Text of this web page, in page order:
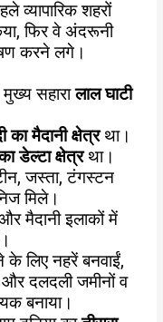
व्यापारिक शहरों
फिर वे अंदरूनी
करने लगे।
सहारालाल घाटी
का मैदानी क्षेत्रथा।
डेल्टा क्षेत्रथा।
जस्ता, टंगस्टन
मिले।
मैदानी इलाकों में
के लिए नहरें बनवाईं,
दलदली जमीनों व
बनाया।